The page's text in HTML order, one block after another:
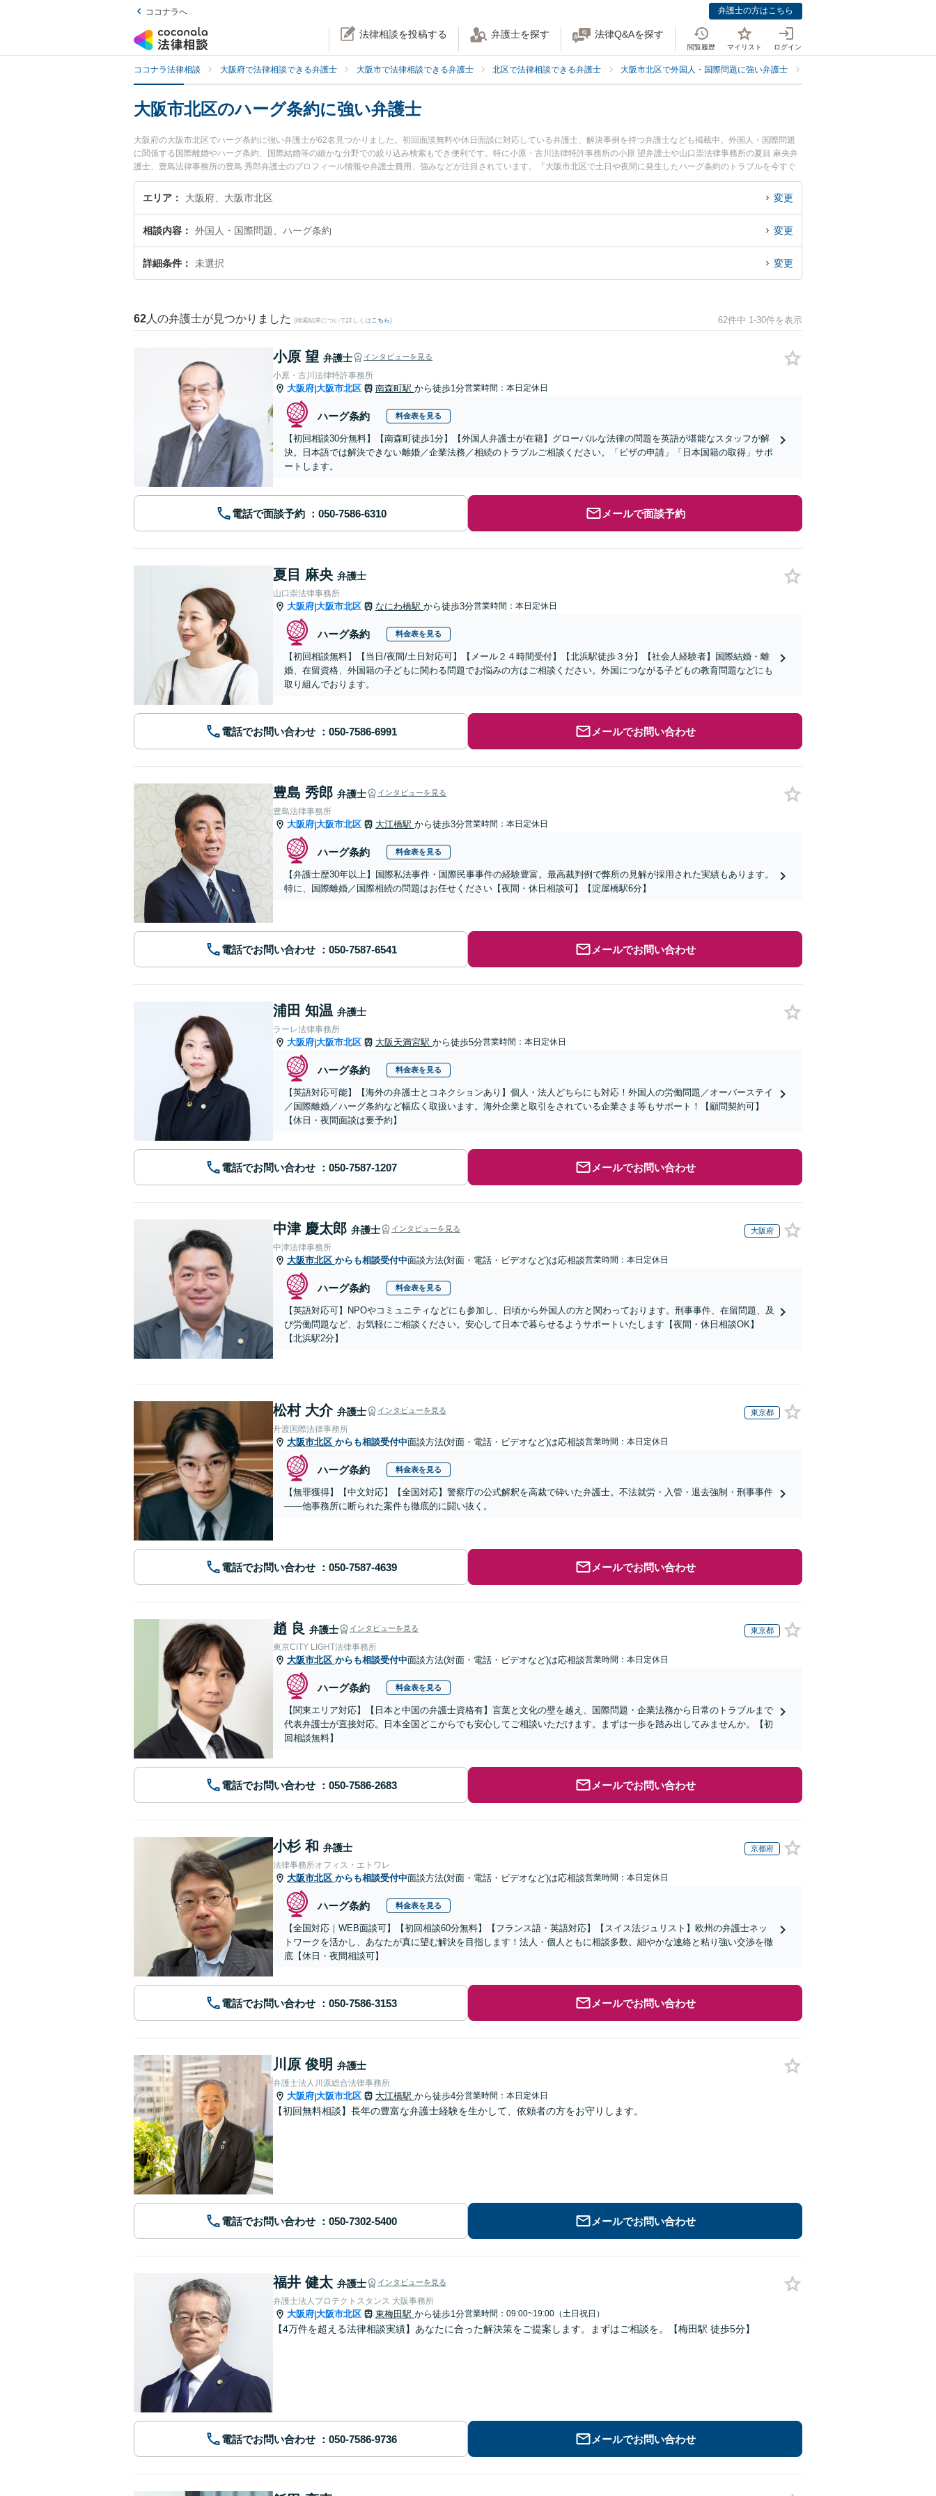
ココナラへ 弁護士の方はこちら
法律相談を投稿する 弁護士を探す 法律Q&Aを探す
閲覧履歴 マイリスト ログイン
ココナラ法律相談 大阪府で法律相談できる弁護士 大阪市で法律相談できる弁護士 北区で法律相談できる弁護士 大阪市北区で外国人・国際問題に強い弁護士
大阪市北区のハーグ条約に強い弁護士
大阪府の大阪市北区でハーグ条約に強い弁護士が62名見つかりました。初回面談無料や休日面談に対応している弁護士、解決事例を持つ弁護士なども掲載中。外国人・国際問題
に関係する国際離婚やハーグ条約、国際結婚等の細かな分野での絞り込み検索もでき便利です。特に小原・古川法律特許事務所の小原 望弁護士や山口崇法律事務所の夏目 麻央弁
護士、豊島法律事務所の豊島 秀郎弁護士のプロフィール情報や弁護士費用、強みなどが注目されています。『大阪市北区で土日や夜間に発生したハーグ条約のトラブルを今すぐ
に弁護士に相談したい』『ハーグ条約のトラブル解決の実績豊富な近くの弁護士を検索したい』『初回相談無料でハーグ条約を法律相談できる大阪市北区内の弁護士に相談予約し
たい』などでお困りの相談者さんにおすすめです。
エリア 大阪府、大阪市北区 変更
相談内容 外国人・国際問題、ハーグ条約 変更
詳細条件 未選択 変更
62 人の弁護士が見つかりました (検索結果について詳しくは こちら) 62件中 1-30件を表示
小原 望 弁護士 インタビューを見る
小原・古川法律特許事務所
大阪府|大阪市北区 南森町駅 から徒歩1分営業時間：本日定休日
ハーグ条約 料金表を見る
【初回相談30分無料】【南森町徒歩1分】【外国人弁護士が在籍】グローバルな法律の問題を英語が堪能なスタッフが解
決。日本語では解決できない離婚／企業法務／相続のトラブルご相談ください。「ビザの申請」「日本国籍の取得」サポ
ートします。
電話で面談予約 メールで面談予約
夏目 麻央 弁護士
山口崇法律事務所
大阪府|大阪市北区 なにわ橋駅 から徒歩3分営業時間：本日定休日
ハーグ条約 料金表を見る
【初回相談無料】【当日/夜間/土日対応可】【メール２４時間受付】【北浜駅徒歩３分】【社会人経験者】国際結婚・離
婚、在留資格、外国籍の子どもに関わる問題でお悩みの方はご相談ください。外国につながる子どもの教育問題などにも
取り組んでおります。
電話でお問い合わせ メールでお問い合わせ
豊島 秀郎 弁護士 インタビューを見る
豊島法律事務所
大阪府|大阪市北区 大江橋駅 から徒歩3分営業時間：本日定休日
ハーグ条約 料金表を見る
【弁護士歴30年以上】国際私法事件・国際民事事件の経験豊富。最高裁判例で弊所の見解が採用された実績もあります。
特に、国際離婚／国際相続の問題はお任せください【夜間・休日相談可】【淀屋橋駅6分】
電話でお問い合わせ メールでお問い合わせ
浦田 知温 弁護士
ラーレ法律事務所
大阪府|大阪市北区 大阪天満宮駅 から徒歩5分営業時間：本日定休日
ハーグ条約 料金表を見る
【英語対応可能】【海外の弁護士とコネクションあり】個人・法人どちらにも対応！外国人の労働問題／オーバーステイ
／国際離婚／ハーグ条約など幅広く取扱います。海外企業と取引をされている企業さま等もサポート！【顧問契約可】
【休日・夜間面談は要予約】
電話でお問い合わせ メールでお問い合わせ
中津 慶太郎 弁護士 インタビューを見る 大阪府
中津法律事務所
大阪市北区 からも相談受付中面談方法(対面・電話・ビデオなど)は応相談営業時間：本日定休日
ハーグ条約 料金表を見る
【英語対応可】NPOやコミュニティなどにも参加し、日頃から外国人の方と関わっております。刑事事件、在留問題、及
び労働問題など、お気軽にご相談ください。安心して日本で暮らせるようサポートいたします【夜間・休日相談OK】
【北浜駅2分】
松村 大介 弁護士 インタビューを見る 東京都
舟渡国際法律事務所
大阪市北区 からも相談受付中面談方法(対面・電話・ビデオなど)は応相談営業時間：本日定休日
ハーグ条約 料金表を見る
【無罪獲得】【中文対応】【全国対応】警察庁の公式解釈を高裁で砕いた弁護士。不法就労・入管・退去強制・刑事事件
——他事務所に断られた案件も徹底的に闘い抜く。
電話でお問い合わせ メールでお問い合わせ
趙 良 弁護士 インタビューを見る 東京都
東京CITY LIGHT法律事務所
大阪市北区 からも相談受付中面談方法(対面・電話・ビデオなど)は応相談営業時間：本日定休日
ハーグ条約 料金表を見る
【関東エリア対応】【日本と中国の弁護士資格有】言葉と文化の壁を越え、国際問題・企業法務から日常のトラブルまで
代表弁護士が直接対応。日本全国どこからでも安心してご相談いただけます。まずは一歩を踏み出してみませんか。【初
回相談無料】
電話でお問い合わせ メールでお問い合わせ
小杉 和 弁護士 京都府
法律事務所オフィス・エトワレ
大阪市北区 からも相談受付中面談方法(対面・電話・ビデオなど)は応相談営業時間：本日定休日
ハーグ条約 料金表を見る
【全国対応｜WEB面談可】【初回相談60分無料】【フランス語・英語対応】【スイス法ジュリスト】欧州の弁護士ネッ
トワークを活かし、あなたが真に望む解決を目指します！法人・個人ともに相談多数。細やかな連絡と粘り強い交渉を徹
底【休日・夜間相談可】
電話でお問い合わせ メールでお問い合わせ
川原 俊明 弁護士
弁護士法人川原総合法律事務所
大阪府|大阪市北区 大江橋駅 から徒歩4分営業時間：本日定休日
【初回無料相談】長年の豊富な弁護士経験を生かして、依頼者の方をお守りします。
電話でお問い合わせ メールでお問い合わせ
福井 健太 弁護士 インタビューを見る
弁護士法人プロテクトスタンス 大阪事務所
大阪府|大阪市北区 東梅田駅 から徒歩1分営業時間：09:00~19:00（土日祝日）
【4万件を超える法律相談実績】あなたに合った解決策をご提案します。まずはご相談を。【梅田駅 徒歩5分】
電話でお問い合わせ メールでお問い合わせ